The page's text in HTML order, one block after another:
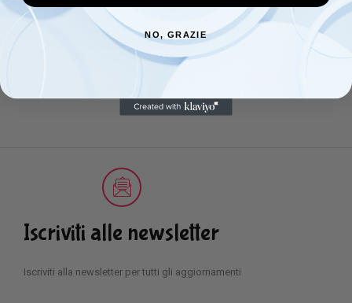
Trapunta da lettino in pile
con imbottitura e fodera in
Bavaglini di cotone
Iscriviti alle newsletter
Iscriviti alla newsletter per tutti gli aggiornamenti
NO, GRAZIE